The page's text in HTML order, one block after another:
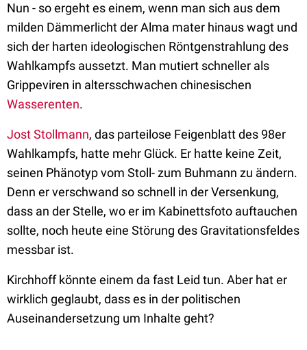
Nun - so ergeht es einem, wenn man sich aus dem
milden Dämmerlicht der Alma mater hinaus wagt und
sich der harten ideologischen Röntgenstrahlung des
Wahlkampfs aussetzt. Man mutiert schneller als
Grippeviren in altersschwachen chinesischen
Wasserenten.
Jost Stollmann, das parteilose Feigenblatt des 98er
Wahlkampfs, hatte mehr Glück. Er hatte keine Zeit,
seinen Phänotyp vom Stoll- zum Buhmann zu ändern.
Denn er verschwand so schnell in der Versenkung,
dass an der Stelle, wo er im Kabinettsfoto auftauchen
sollte, noch heute eine Störung des Gravitationsfeldes
messbar ist.
Kirchhoff könnte einem da fast Leid tun. Aber hat er
wirklich geglaubt, dass es in der politischen
Auseinandersetzung um Inhalte geht?